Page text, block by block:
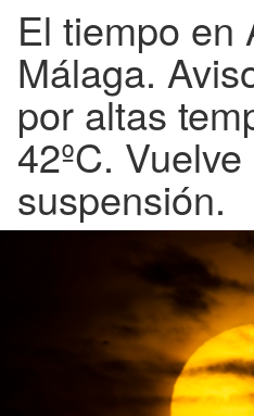
El tiempo en
Málaga.
por altas
42ºC.
suspensión.